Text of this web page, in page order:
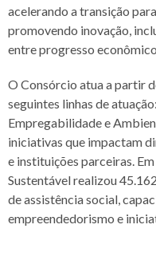
acelerando a transição
promovendo inovação,
entre progresso
O Consórcio atua a partir
seguintes linhas de
Empregabilidade e
iniciativas que impactam
e instituições parceiras.
Sustentável realizou
de assistência social,
empreendedorismo e